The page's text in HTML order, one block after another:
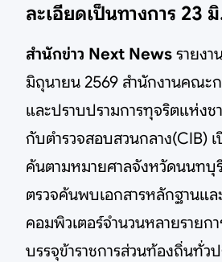
ละเอียดเป็นทางการ 23
สำนักข่าว Next News รายงา
มิถุนายน 2569 สำนักงานคณะ
และปราบปรามการทุจริตแห่งช
กับตำรวจสอบสวนกลาง(CIB)
ค้นตามหมายศาลจังหวัดนนทบุรี
ตรวจค้นพบเอกสารหลักฐานแล
คอมพิวเตอร์จำนวนหลายรายก
บรรจุข้าราชการส่วนท้องถิ่นทั่ว